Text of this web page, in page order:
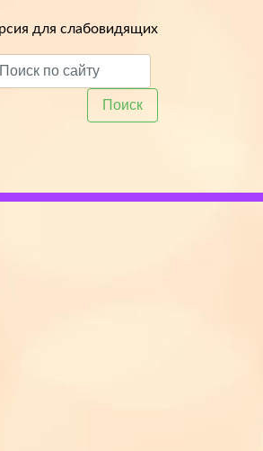
для слабовидящих
Поиск